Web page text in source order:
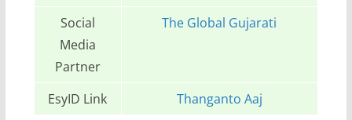
Social
Media
Partner
The Global Gujarati
EsyID Link Thanganto Aaj